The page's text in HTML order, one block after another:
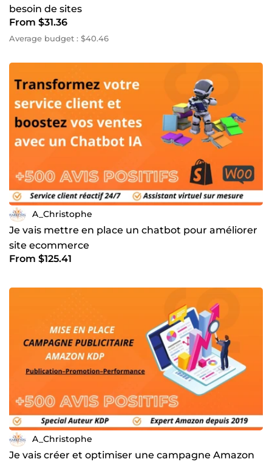
besoin de sites
From $31.36
Average budget : $40.46
A_Christophe
Je vais mettre en place un chatbot pour améliorer
site ecommerce
From $125.41
A_Christophe
Je vais créer et optimiser une campagne Amazon